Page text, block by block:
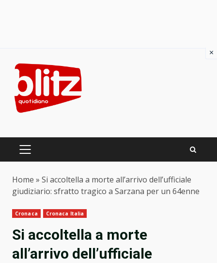
content
PRIMARY
Home » Si accoltella a morte all’arrivo dell’ufficiale
giudiziario: sfratto tragico a Sarzana per un 64enne
Cronaca Cronaca Italia
Si accoltella a morte
all’arrivo dell’ufficiale
×